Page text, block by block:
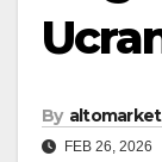
By
FEB 26, 2026